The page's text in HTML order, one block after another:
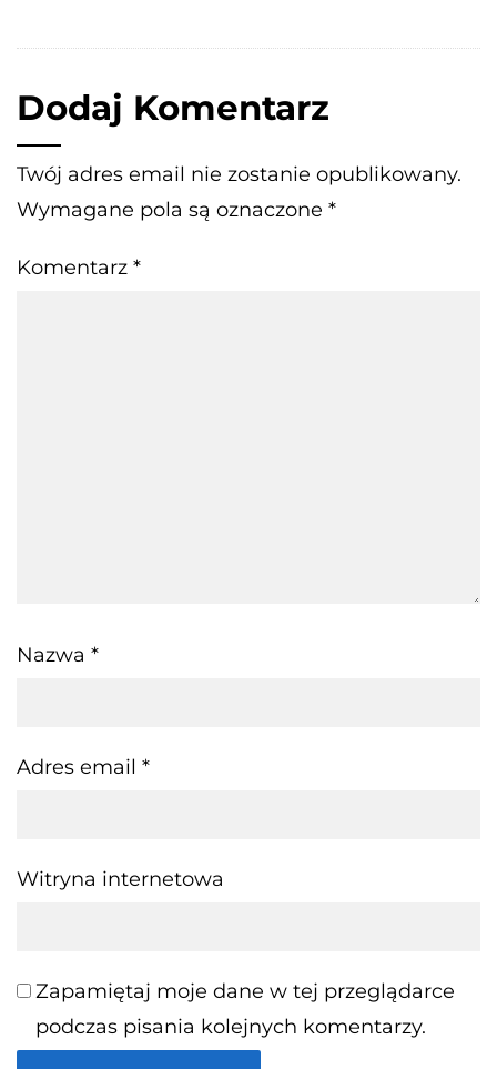
Dodaj Komentarz
Twój adres email nie zostanie opublikowany.
Wymagane pola są oznaczone *
Komentarz *
Nazwa *
Adres email *
Witryna internetowa
Zapamiętaj moje dane w tej przeglądarce
podczas pisania kolejnych komentarzy.